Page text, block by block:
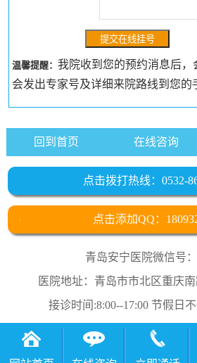
温馨提醒：我院收到您的预约消息后
会发出专家号及详细来院路线到您的
回到首页 在线咨询
点击拨打热线：0532-
点击添加QQ：
青岛安宁医院微信号
医院地址：青岛市市北区重庆南
接诊时间:8:00--17:00 节假日